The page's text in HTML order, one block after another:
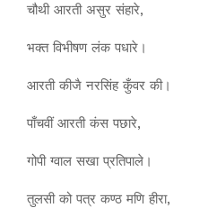
चौथी आरती असुर संहारे,
भक्त विभीषण लंक पधारे।
आरती कीजै नरसिंह कुँवर की।
पाँचवीं आरती कंस पछारे,
गोपी ग्वाल सखा प्रतिपाले।
तुलसी को पत्र कण्ठ मणि हीरा,